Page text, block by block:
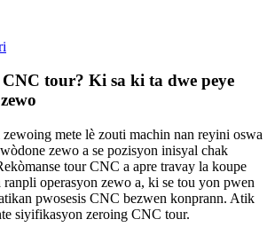
tour? Ki sa ki ta dwe peye
zewoing mete lè zouti machin nan reyini oswa
zewo a se pozisyon inisyal chak
tour CNC a apre travay la koupe
ranpli operasyon zewo a, ki se tou yon pwen
pwosesis CNC bezwen konprann. Atik
siyifikasyon zeroing CNC tour.